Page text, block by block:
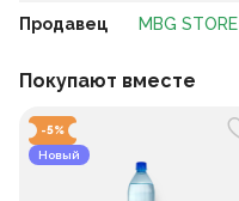
Продавец MBG STORE
Покупают вместе
-5%
Новый